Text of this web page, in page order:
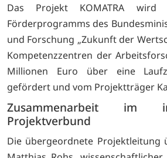
Das Projekt KOMATRA
Förderprogramms des
und Forschung „Zukunft der
Kompetenzzentren der
Millionen Euro über eine
gefördert und vom Projektträger
Zusammenarbeit im
Projektverbund
Die übergeordnete Projektleitung